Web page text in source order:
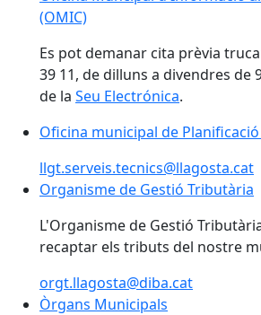
(OMIC)
Es pot demanar cita prèvia
39 11, de dilluns a divendres de
de la Seu Electrónica.
Oficina municipal de
Oficina municipal de
llgt.serveis.tecnics@llagosta.cat
Organisme de Gestió Tributària
Organisme de Gestió Tributària
L'Organisme de Gestió
recaptar els tributs del nostre
orgt.llagosta@diba.cat
Òrgans Municipals